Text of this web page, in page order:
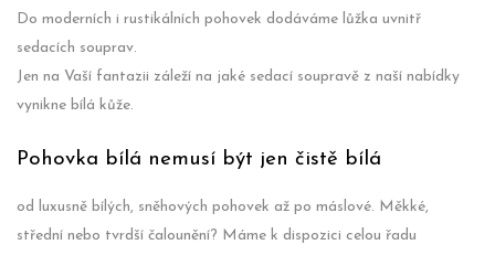
Do moderních i rustikálních pohovek dodáváme lůžka uvnitř
sedacích souprav.
Jen na Vaší fantazii záleží na jaké sedací soupravě z naší nabídky
vynikne bílá kůže.
Pohovka bílá nemusí být jen čistě bílá
od luxusně bílých, sněhových pohovek až po máslové. Měkké,
střední nebo tvrdší čalounění? Máme k dispozici celou řadu